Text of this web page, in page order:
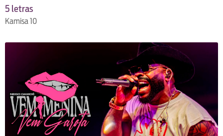
5 letras
Kamisa 10